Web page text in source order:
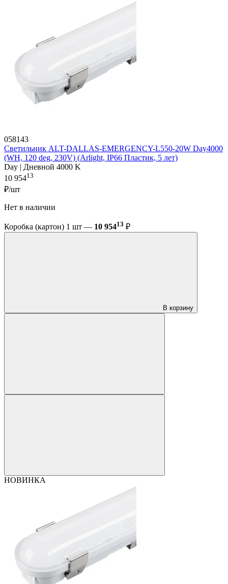
058143
Светильник ALT-DALLAS-EMERGENCY-L550-20W Day4000
(WH, 120 deg, 230V) (Arlight, IP66 Пластик, 5 лет)
Day | Дневной 4000 K
10 95413
₽/шт
Нет в наличии
Коробка (картон) 1 шт — 10 95413 ₽
В корзину
НОВИНКА